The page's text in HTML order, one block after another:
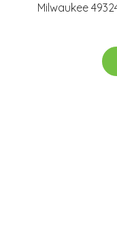
Milwaukee